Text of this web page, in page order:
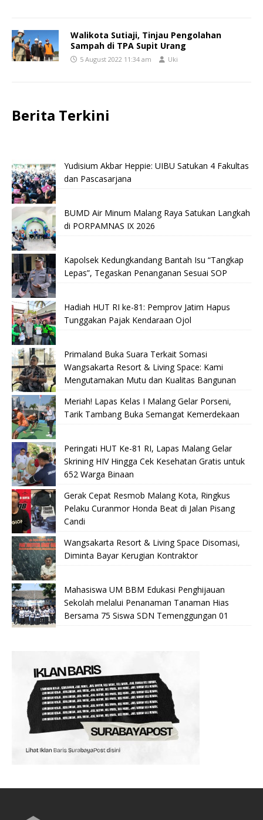
Walikota Sutiaji, Tinjau Pengolahan
Sampah di TPA Supit Urang
5 August 2022 11:34 am Uki
Berita Terkini
Yudisium Akbar Heppie: UIBU Satukan 4 Fakultas
dan Pascasarjana
BUMD Air Minum Malang Raya Satukan Langkah
di PORPAMNAS IX 2026
Kapolsek Kedungkandang Bantah Isu “Tangkap
Lepas”, Tegaskan Penanganan Sesuai SOP
Hadiah HUT RI ke-81: Pemprov Jatim Hapus
Tunggakan Pajak Kendaraan Ojol
Primaland Buka Suara Terkait Somasi
Wangsakarta Resort & Living Space: Kami
Mengutamakan Mutu dan Kualitas Bangunan
Meriah! Lapas Kelas I Malang Gelar Porseni,
Tarik Tambang Buka Semangat Kemerdekaan
Peringati HUT Ke-81 RI, Lapas Malang Gelar
Skrining HIV Hingga Cek Kesehatan Gratis untuk
652 Warga Binaan
Gerak Cepat Resmob Malang Kota, Ringkus
Pelaku Curanmor Honda Beat di Jalan Pisang
Candi
Wangsakarta Resort & Living Space Disomasi,
Diminta Bayar Kerugian Kontraktor
Mahasiswa UM BBM Edukasi Penghijauan
Sekolah melalui Penanaman Tanaman Hias
Bersama 75 Siswa SDN Temenggungan 01